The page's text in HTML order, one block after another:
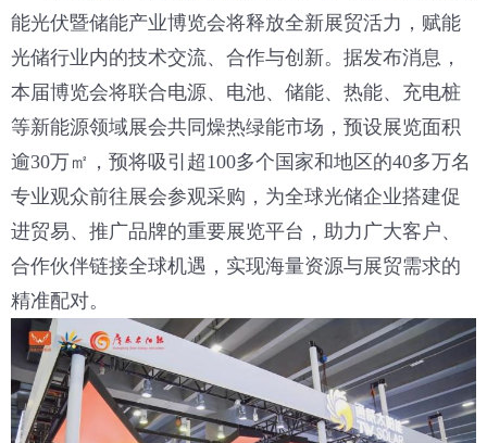
能光伏暨储能产业博览会将释放全新展贸活力，赋能
光储行业内的技术交流、合作与创新。据发布消息，
本届博览会将联合电源、电池、储能、热能、充电桩
等新能源领域展会共同燥热绿能市场，预设展览面积
逾30万㎡，预将吸引超100多个国家和地区的40多万名
专业观众前往展会参观采购，为全球光储企业搭建促
进贸易、推广品牌的重要展览平台，助力广大客户、
合作伙伴链接全球机遇，实现海量资源与展贸需求的
精准配对。